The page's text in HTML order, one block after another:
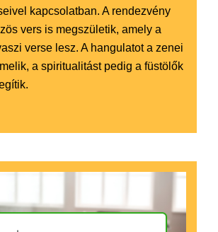
kapcsolatban. A rendezvény
vers is megszületik, amely a
verse lesz. A hangulatot a zenei
a spiritualitást pedig a füstölők